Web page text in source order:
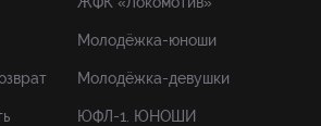
Молодёжка-юноши
Молодёжка-девушки
ЮФЛ-1. ЮНОШИ